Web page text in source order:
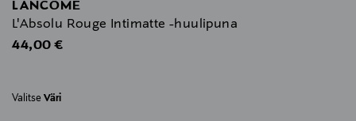
LANCÔME
L'Absolu Rouge Intimatte -huulipuna
Original Price
44,00 €
Valitse Väri